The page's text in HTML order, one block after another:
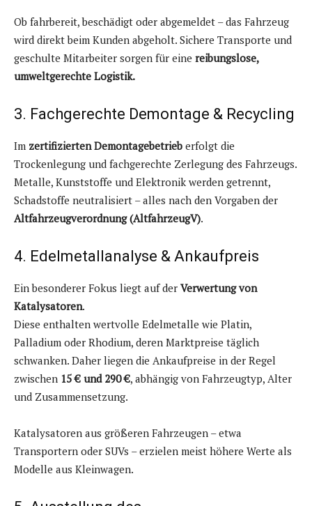
Ob fahrbereit, beschädigt oder abgemeldet – das Fahrzeug
wird direkt beim Kunden abgeholt. Sichere Transporte und
geschulte Mitarbeiter sorgen für eine reibungslose,
umweltgerechte Logistik.
3. Fachgerechte Demontage & Recycling
Im zertifizierten Demontagebetrieb erfolgt die
Trockenlegung und fachgerechte Zerlegung des Fahrzeugs.
Metalle, Kunststoffe und Elektronik werden getrennt,
Schadstoffe neutralisiert – alles nach den Vorgaben der
Altfahrzeugverordnung (AltfahrzeugV).
4. Edelmetallanalyse & Ankaufpreis
Ein besonderer Fokus liegt auf der Verwertung von
Katalysatoren.
Diese enthalten wertvolle Edelmetalle wie Platin,
Palladium oder Rhodium, deren Marktpreise täglich
schwanken. Daher liegen die Ankaufpreise in der Regel
zwischen 15 € und 290 €, abhängig von Fahrzeugtyp, Alter
und Zusammensetzung.
Katalysatoren aus größeren Fahrzeugen – etwa
Transportern oder SUVs – erzielen meist höhere Werte als
Modelle aus Kleinwagen.